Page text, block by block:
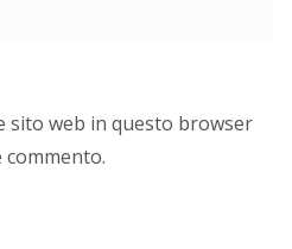
sito web in questo browser